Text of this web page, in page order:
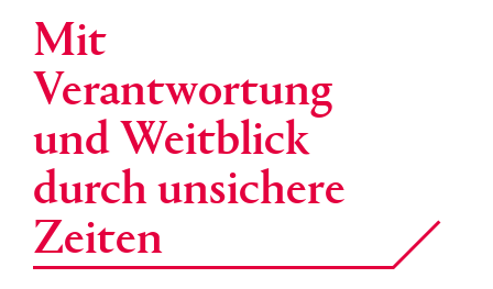
Mit
Verantwortung
und Weitblick
durch unsichere
Zeiten